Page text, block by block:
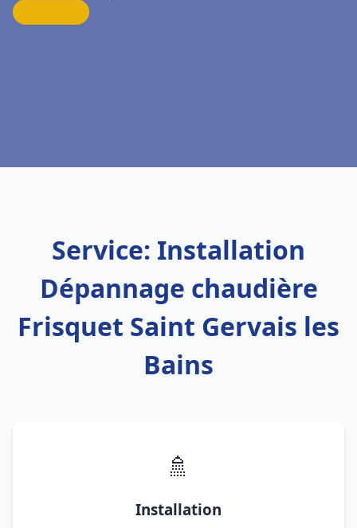
Service: Installation
Dépannage chaudière
Frisquet Saint Gervais les
Bains
🚿
Installation